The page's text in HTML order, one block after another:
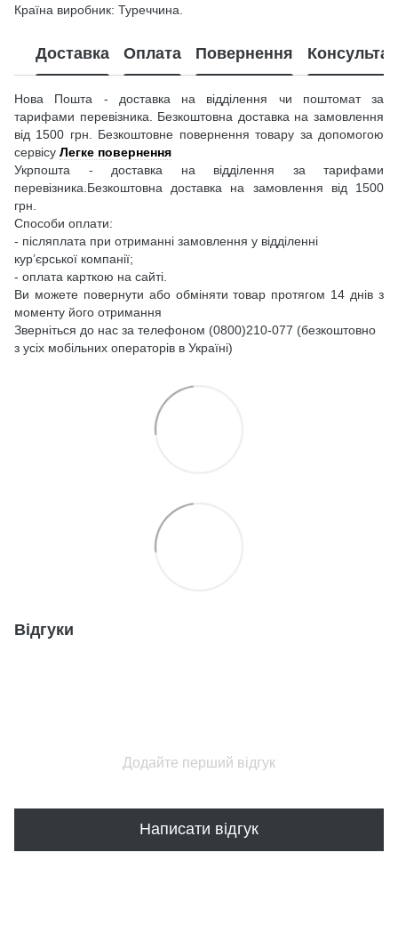
Країна виробник: Туреччина.
Доставка Оплата Повернення
Нова Пошта - доставка на відділення чи поштомат за
тарифами перевізника. Безкоштовна доставка на замовлення
від 1500 грн. Безкоштовне повернення товару за допомогою
сервісу Легке повернення
Укрпошта - доставка на відділення за тарифами
перевізника.Безкоштовна доставка на замовлення від 1500
грн.
Способи оплати:
- післяплата при отриманні замовлення у відділенні
кур’єрської компанії;
- оплата карткою на сайті.
Ви можете повернути або обміняти товар протягом 14 днів з
моменту його отримання
Зверніться до нас за телефоном (0800)210-077 (безкоштовно
з усіх мобільних операторів в Україні)
Відгуки
Додайте перший відгук
Написати відгук